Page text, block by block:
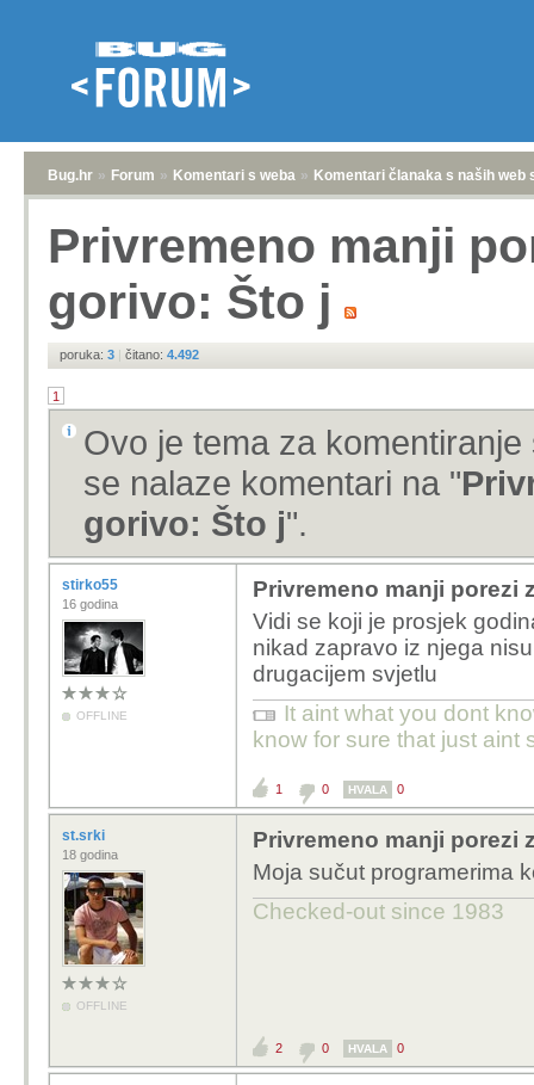
Bug.hr » Forum » Komentari s weba » Komentari članaka s naših web
Privremeno manji
gorivo: Što j
poruka: 3 | čitano: 4.492
1
Ovo je tema za
se nalaze komentari na "
gorivo: Što j".
stirko55
16 godina
OFFLINE
Privremeno manji porezi
Vidi se koji je prosjek
nikad zapravo iz njega
drugacijem svjetlu
It aint what you dont
know for sure that just aint
1 0 HVALA 0
st.srki
18 godina
OFFLINE
Privremeno manji porezi
Moja sučut programerima
Checked-out since 1983
2 0 HVALA 0